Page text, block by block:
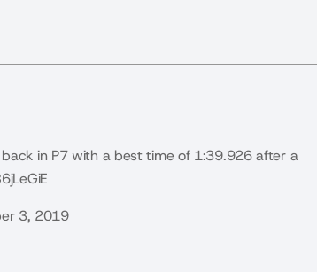
in P7 with a best time of 1:39.926 after a
3, 2019